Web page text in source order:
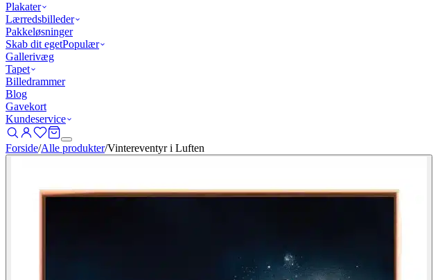
Plakater
Lærredsbilleder
Pakkeløsninger
Skab dit egetPopulær
Gallerivæg
Tapet
Billedrammer
Blog
Gavekort
Kundeservice
Forside/Alle produkter/Vintereventyr i Luften